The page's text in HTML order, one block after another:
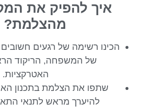
איך להפיק את
מהצלמת?
הכינו רשימה של רגעים
של המשפחה, הריקוד
האטרקציות.
שתפו את הצלמת בתכנון
להיערך מראש לתנאי